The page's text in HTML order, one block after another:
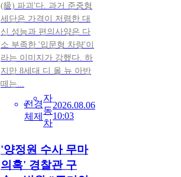
(級) 파괴'다. 과거 준중형
세단은 가격이 저렴한 대
신 성능과 편의사양은 다
소 부족한 '입문형 차량'이
라는 이미지가 강했다. 하
지만 8세대 디 올 뉴 아반
떼는...
전
체
경
제
자
동
차
2026.08.06
10:03
'양정원 수사 무마
의혹' 경찰관 구